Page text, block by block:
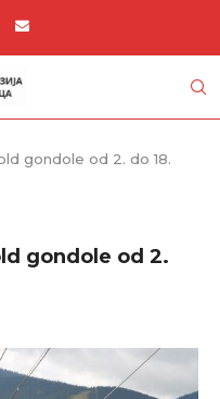
gondole od 2. do 18.
gondole od 2.